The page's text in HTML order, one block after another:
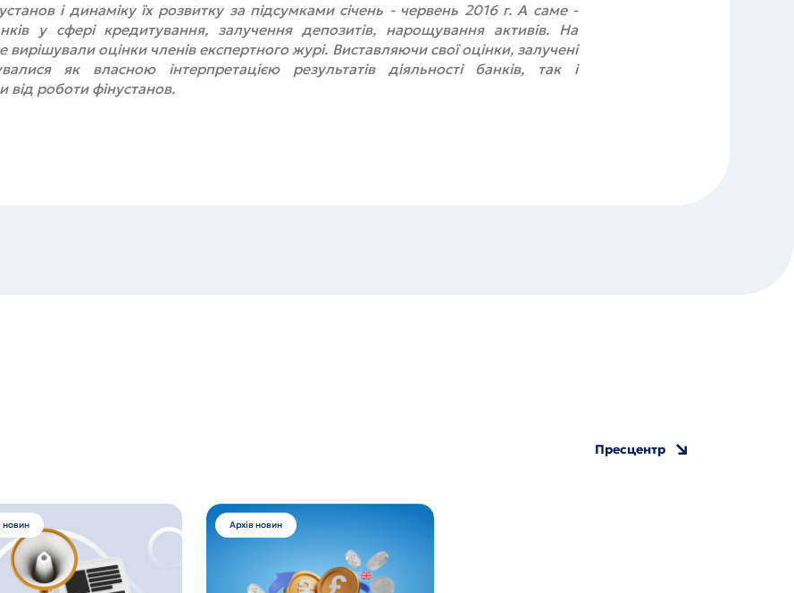
і динаміку їх розвитку за підсумками січень - червень 2016 г. А саме -
у сфері кредитування, залучення депозитів, нарощування активів. На
вирішували оцінки членів експертного журі. Виставляючи свої оцінки, залучені
як власною інтерпретацією результатів діяльності банків, так і
роботи фінустанов.
Пресцентр
новин Архів новин